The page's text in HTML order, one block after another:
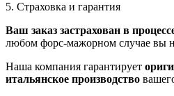
5. Страховка и гарантия
Ваш заказ застрахован в
любом форс-мажорном случае вы
Наша компания гарантирует
итальянское производство